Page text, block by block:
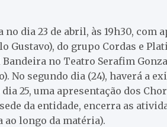
no dia 23 de abril, às 19h30,
Gustavo), do grupo Cordas e
no Teatro Serafim
No segundo dia (24), haverá a
dia 25, uma apresentação dos
da entidade, encerra as
longo da matéria).